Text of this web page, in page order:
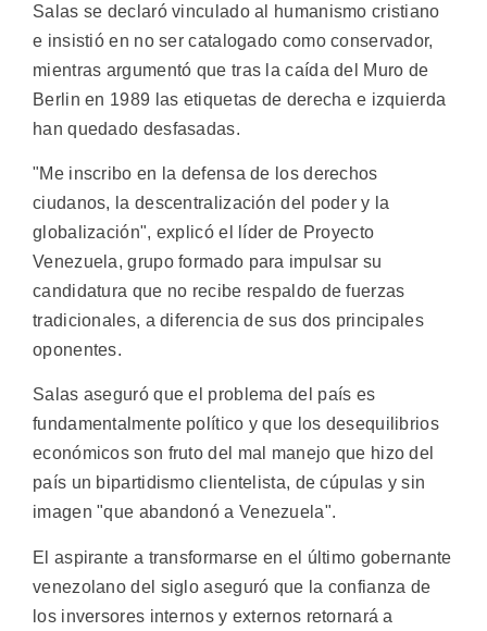
Salas se declaró vinculado al humanismo cristiano
e insistió en no ser catalogado como conservador,
mientras argumentó que tras la caída del Muro de
Berlin en 1989 las etiquetas de derecha e izquierda
han quedado desfasadas.
"Me inscribo en la defensa de los derechos
ciudanos, la descentralización del poder y la
globalización", explicó el líder de Proyecto
Venezuela, grupo formado para impulsar su
candidatura que no recibe respaldo de fuerzas
tradicionales, a diferencia de sus dos principales
oponentes.
Salas aseguró que el problema del país es
fundamentalmente político y que los desequilibrios
económicos son fruto del mal manejo que hizo del
país un bipartidismo clientelista, de cúpulas y sin
imagen "que abandonó a Venezuela".
El aspirante a transformarse en el último gobernante
venezolano del siglo aseguró que la confianza de
los inversores internos y externos retornará a